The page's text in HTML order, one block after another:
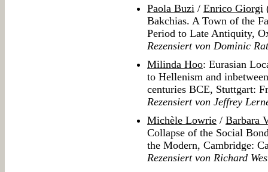
Paola Buzi / Enrico Giorgi
Bakchias. A Town of the
Period to Late Antiquity,
Rezensiert von Dominic
Milinda Hoo: Eurasian
to Hellenism and
centuries BCE, Stuttgart:
Rezensiert von Jeffrey
Michèle Lowrie / Barbara
Collapse of the Social
the Modern, Cambridge:
Rezensiert von Richard